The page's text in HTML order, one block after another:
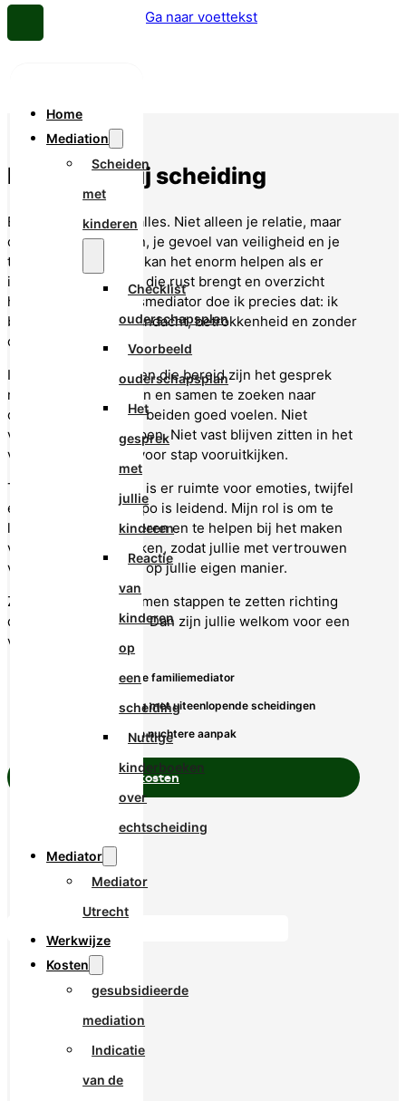
Ga naar voettekst
Home
Mediation
Scheiden
met
kinderen
Checklist
ouderschapsplan
Voorbeeld
ouderschapsplan
Het
gesprek
met
jullie
kinderen
Reactie
van
kinderen
op
een
scheiding
Nuttige
kinderboeken
over
echtscheiding
Mediator
Mediator
Utrecht
Werkwijze
Kosten
gesubsidieerde
mediation
Indicatie
van de
Mediation bij scheiding
Een scheiding raakt alles. Niet alleen je relatie, maar
ook je dagelijks leven, je gevoel van veiligheid en je
toekomst. In die fase kan het enorm helpen als er
iemand naast je staat die rust brengt en overzicht
houdt. Als scheidingsmediator doe ik precies dat: ik
begeleid jullie met aandacht, betrokkenheid en zonder
oordeel.
Ik begeleid (ex-)stellen die bereid zijn het gesprek
met elkaar aan te gaan en samen te zoeken naar
oplossingen die voor beiden goed voelen. Niet
vechten, maar begrijpen. Niet vast blijven zitten in het
verleden, maar stap voor stap vooruitkijken.
Tijdens de mediation is er ruimte voor emoties, twijfel
en vragen. Jullie tempo is leidend. Mijn rol is om te
luisteren, te structureren en te helpen bij het maken
van duidelijke afspraken, zodat jullie met vertrouwen
verder kunnen; ieder op jullie eigen manier.
Zijn jullie klaar om samen stappen te zetten richting
duidelijkheid en rust? Dan zijn jullie welkom voor een
vrijblijvend gesprek.
✓ Gecertificeerde familiemediator
✓ 17 jaar ervaring met uiteenlopende scheidingen
✓ Persoonlijke en nuchtere aanpak
Bereken hier de kosten